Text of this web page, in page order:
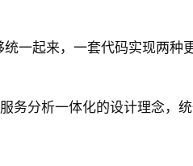
一起来，一套代码实现两种
务分析一体化的设计理念